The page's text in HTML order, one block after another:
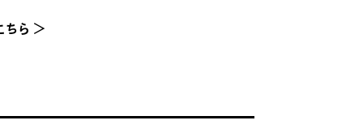
ちら ＞